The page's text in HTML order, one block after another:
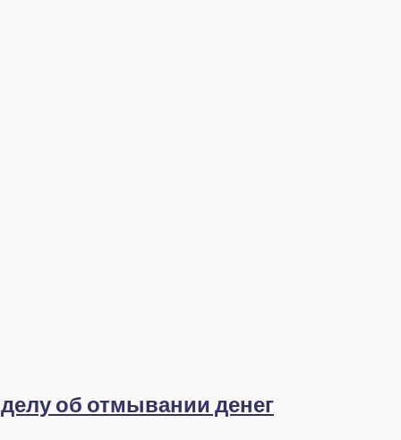
об отмывании денег